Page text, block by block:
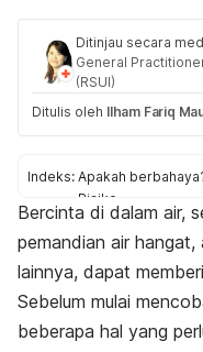
Ditinjau secara
General
(RSUI)
Ditulis oleh Ilham Fariq
Indeks: Apakah
Risiko
Tips aman bercinta
Bercinta di dalam air,
pemandian air
lainnya, dapat
Sebelum mulai
beberapa hal yang